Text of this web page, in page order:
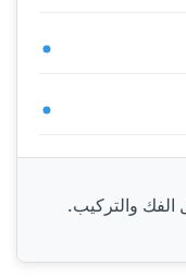
والتركيب.